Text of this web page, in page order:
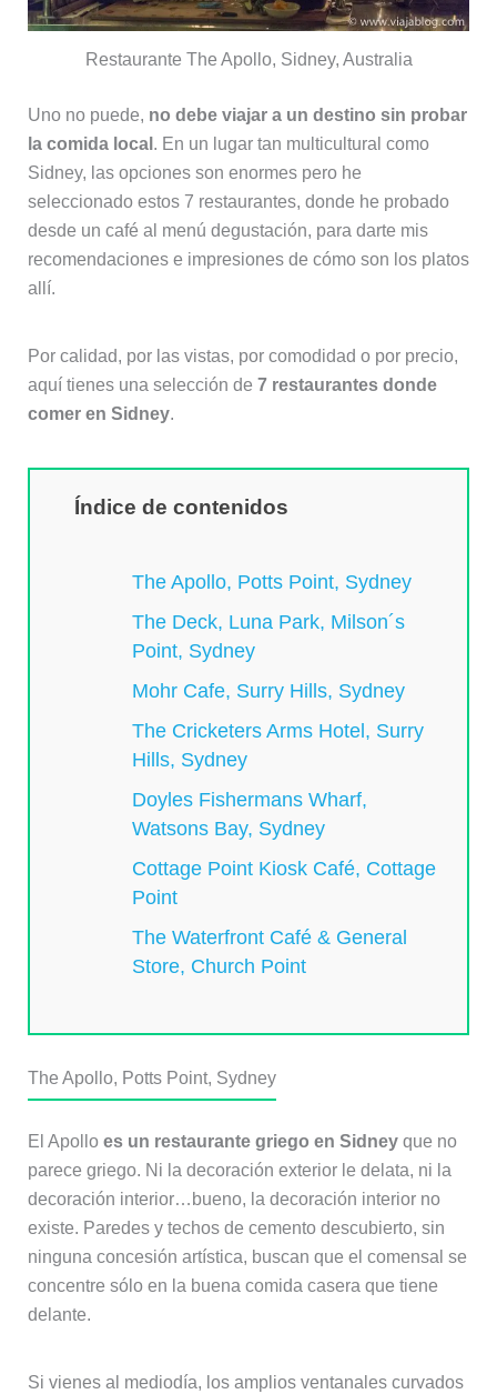
Restaurante The Apollo, Sidney, Australia
Uno no puede, no debe viajar a un destino sin probar
la comida local . En un lugar tan multicultural como
Sidney, las opciones son enormes pero he
seleccionado estos 7 restaurantes, donde he probado
desde un café al menú degustación, para darte mis
recomendaciones e impresiones de cómo son los platos
allí.
Por calidad, por las vistas, por comodidad o por precio,
aquí tienes una selección de 7 restaurantes donde
comer en Sidney.
Índice de contenidos
The Apollo, Potts Point, Sydney
The Deck, Luna Park, Milson´s
Point, Sydney
Mohr Cafe, Surry Hills, Sydney
The Cricketers Arms Hotel, Surry
Hills, Sydney
Doyles Fishermans Wharf,
Watsons Bay, Sydney
Cottage Point Kiosk Café, Cottage
Point
The Waterfront Café & General
Store, Church Point
The Apollo, Potts Point, Sydney
El Apollo es un restaurante griego en Sidneyque no
parece griego. Ni la decoración exterior le delata, ni la
decoración interior…bueno, la decoración interior no
existe. Paredes y techos de cemento descubierto, sin
ninguna concesión artística, buscan que el comensal se
concentre sólo en la buena comida casera que tiene
delante.
Si vienes al mediodía, los amplios ventanales curvados